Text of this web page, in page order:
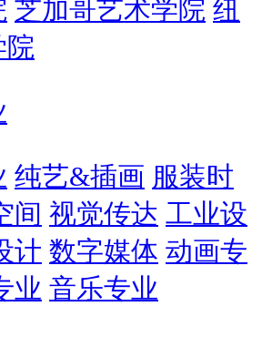
芝加哥艺术学院 纽
院
纯艺&插画 服装时
间 视觉传达 工业设
计 数字媒体 动画专
业 音乐专业